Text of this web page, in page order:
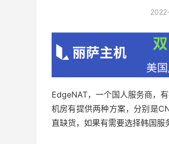
EdgeNAT，一个国人服务商，
机房有提供两种方案，分别是
直缺货，如果有需要选择韩国服